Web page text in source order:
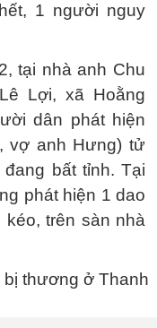
1 người nguy
tại nhà anh Chu
Lợi, xã Hoằng
dân phát hiện
vợ anh Hưng) tử
bất tỉnh. Tại
phát hiện 1 dao
trên sàn nhà